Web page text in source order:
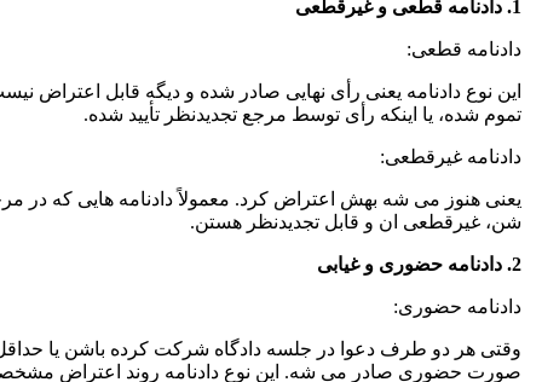
1. دادنامه قطعی و غیرقطعی
دادنامه قطعی:
این نوع دادنامه یعنی رأی نهایی صادر شده و دیگه قابل اعتراض
تموم شده، یا اینکه رأی توسط مرجع تجدیدنظر تأیید شده.
دادنامه غیرقطعی:
یعنی هنوز می شه بهش اعتراض کرد. معمولاً دادنامه هایی که در
شن، غیرقطعی ان و قابل تجدیدنظر هستن.
2. دادنامه حضوری و غیابی
دادنامه حضوری:
وقتی هر دو طرف دعوا در جلسه دادگاه شرکت کرده باشن یا حداقل